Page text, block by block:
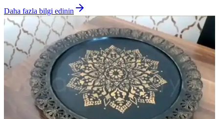
Daha fazla bilgi edinin